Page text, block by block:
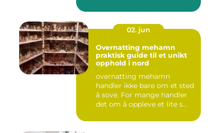
02. jun
Overnatting mehamn
praktisk guide til et unikt
opphold i nord
overnatting mehamn
handler ikke bare om et sted
å sove. For mange handler
det om å oppleve et lite s...